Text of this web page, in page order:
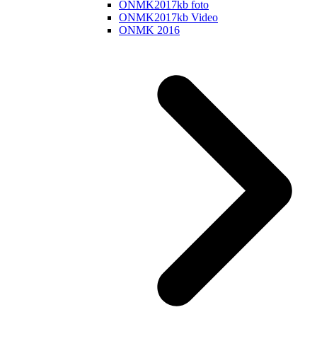
ONMK2017kb foto
ONMK2017kb Video
ONMK 2016